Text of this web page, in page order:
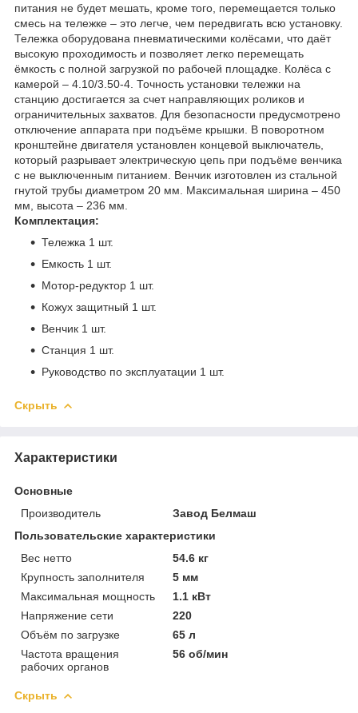
питания не будет мешать, кроме того, перемещается только
смесь на тележке – это легче, чем передвигать всю установку.
Тележка оборудована пневматическими колёсами, что даёт
высокую проходимость и позволяет легко перемещать
ёмкость с полной загрузкой по рабочей площадке. Колёса с
камерой – 4.10/3.50-4. Точность установки тележки на
станцию достигается за счет направляющих роликов и
ограничительных захватов. Для безопасности предусмотрено
отключение аппарата при подъёме крышки. В поворотном
кронштейне двигателя установлен концевой выключатель,
который разрывает электрическую цепь при подъёме венчика
с не выключенным питанием. Венчик изготовлен из стальной
гнутой трубы диаметром 20 мм. Максимальная ширина – 450
мм, высота – 236 мм.
Комплектация:
Тележка 1 шт.
Емкость 1 шт.
Мотор-редуктор 1 шт.
Кожух защитный 1 шт.
Венчик 1 шт.
Станция 1 шт.
Руководство по эксплуатации 1 шт.
Скрыть
Характеристики
Основные
Производитель
Завод Белмаш
Пользовательские характеристики
Вес нетто
54.6 кг
Крупность заполнителя
5 мм
Максимальная мощность
1.1 кВт
Напряжение сети
220
Объём по загрузке
65 л
Частота вращения
рабочих органов
56 об/мин
Скрыть